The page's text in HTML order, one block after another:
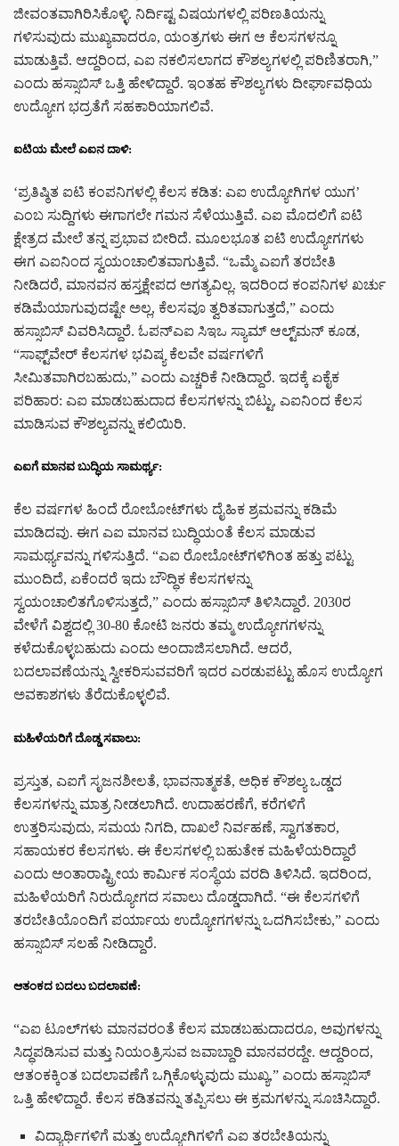
ಜೀವಂತವಾಗಿರಿಸಿಕೊಳ್ಳಿ. ನಿರ್ದಿಷ್ಟ ವಿಷಯಗಳಲ್ಲಿ ಪರಿಣತಿಯನ್ನು
ಗಳಿಸುವುದು ಮುಖ್ಯವಾದರೂ, ಯಂತ್ರಗಳು ಈಗ ಆ ಕೆಲಸಗಳನ್ನೂ
ಮಾಡುತ್ತಿವೆ. ಆದ್ದರಿಂದ, ಎಐ ನಕಲಿಸಲಾಗದ ಕೌಶಲ್ಯಗಳಲ್ಲಿ ಪರಿಣಿತರಾಗಿ,”
ಎಂದು ಹಸ್ಸಾಬಿಸ್ ಒತ್ತಿ ಹೇಳಿದ್ದಾರೆ. ಇಂತಹ ಕೌಶಲ್ಯಗಳು ದೀರ್ಘಾವಧಿಯ
ಉದ್ಯೋಗ ಭದ್ರತೆಗೆ ಸಹಕಾರಿಯಾಗಲಿವೆ.
ಐಟಿಯ ಮೇಲೆ ಎಐನ ದಾಳಿ:
‘ಪ್ರತಿಷ್ಠಿತ ಐಟಿ ಕಂಪನಿಗಳಲ್ಲಿ ಕೆಲಸ ಕಡಿತ: ಎಐ ಉದ್ಯೋಗಿಗಳ ಯುಗ’
ಎಂಬ ಸುದ್ದಿಗಳು ಈಗಾಗಲೇ ಗಮನ ಸೆಳೆಯುತ್ತಿವೆ. ಎಐ ಮೊದಲಿಗೆ ಐಟಿ
ಕ್ಷೇತ್ರದ ಮೇಲೆ ತನ್ನ ಪ್ರಭಾವ ಬೀರಿದೆ. ಮೂಲಭೂತ ಐಟಿ ಉದ್ಯೋಗಗಳು
ಈಗ ಎಐನಿಂದ ಸ್ವಯಂಚಾಲಿತವಾಗುತ್ತಿವೆ. “ಒಮ್ಮೆ ಎಐಗೆ ತರಬೇತಿ
ನೀಡಿದರೆ, ಮಾನವನ ಹಸ್ತಕ್ಷೇಪದ ಅಗತ್ಯವಿಲ್ಲ. ಇದರಿಂದ ಕಂಪನಿಗಳ ಖರ್ಚು
ಕಡಿಮೆಯಾಗುವುದಷ್ಟೇ ಅಲ್ಲ, ಕೆಲಸವೂ ತ್ವರಿತವಾಗುತ್ತದೆ,” ಎಂದು
ಹಸ್ಸಾಬಿಸ್ ವಿವರಿಸಿದ್ದಾರೆ. ಓಪನ್‌ಎಐ ಸಿಇಒ ಸ್ಯಾಮ್ ಆಲ್ಟ್‌ಮನ್ ಕೂಡ,
“ಸಾಫ್ಟ್‌ವೇರ್ ಕೆಲಸಗಳ ಭವಿಷ್ಯ ಕೆಲವೇ ವರ್ಷಗಳಿಗೆ
ಸೀಮಿತವಾಗಿರಬಹುದು,” ಎಂದು ಎಚ್ಚರಿಕೆ ನೀಡಿದ್ದಾರೆ. ಇದಕ್ಕೆ ಏಕೈಕ
ಪರಿಹಾರ: ಎಐ ಮಾಡಬಹುದಾದ ಕೆಲಸಗಳನ್ನು ಬಿಟ್ಟು, ಎಐನಿಂದ ಕೆಲಸ
ಮಾಡಿಸುವ ಕೌಶಲ್ಯವನ್ನು ಕಲಿಯಿರಿ.
ಎಐಗೆ ಮಾನವ ಬುದ್ಧಿಯ ಸಾಮರ್ಥ್ಯ:
ಕೆಲ ವರ್ಷಗಳ ಹಿಂದೆ ರೋಬೋಟ್‌ಗಳು ದೈಹಿಕ ಶ್ರಮವನ್ನು ಕಡಿಮೆ
ಮಾಡಿದವು. ಈಗ ಎಐ ಮಾನವ ಬುದ್ಧಿಯಂತೆ ಕೆಲಸ ಮಾಡುವ
ಸಾಮರ್ಥ್ಯವನ್ನು ಗಳಿಸುತ್ತಿದೆ. “ಎಐ ರೋಬೋಟ್‌ಗಳಿಗಿಂತ ಹತ್ತು ಪಟ್ಟು
ಮುಂದಿದೆ, ಏಕೆಂದರೆ ಇದು ಬೌದ್ಧಿಕ ಕೆಲಸಗಳನ್ನು
ಸ್ವಯಂಚಾಲಿತಗೊಳಿಸುತ್ತದೆ,” ಎಂದು ಹಸ್ಸಾಬಿಸ್ ತಿಳಿಸಿದ್ದಾರೆ. 2030ರ
ವೇಳೆಗೆ ವಿಶ್ವದಲ್ಲಿ 30-80 ಕೋಟಿ ಜನರು ತಮ್ಮ ಉದ್ಯೋಗಗಳನ್ನು
ಕಳೆದುಕೊಳ್ಳಬಹುದು ಎಂದು ಅಂದಾಜಿಸಲಾಗಿದೆ. ಆದರೆ,
ಬದಲಾವಣೆಯನ್ನು ಸ್ವೀಕರಿಸುವವರಿಗೆ ಇದರ ಎರಡುಪಟ್ಟು ಹೊಸ ಉದ್ಯೋಗ
ಅವಕಾಶಗಳು ತೆರೆದುಕೊಳ್ಳಲಿವೆ.
ಮಹಿಳೆಯರಿಗೆ ದೊಡ್ಡ ಸವಾಲು:
ಪ್ರಸ್ತುತ, ಎಐಗೆ ಸೃಜನಶೀಲತೆ, ಭಾವನಾತ್ಮಕತೆ, ಅಧಿಕ ಕೌಶಲ್ಯ ಒಡ್ಡದ
ಕೆಲಸಗಳನ್ನು ಮಾತ್ರ ನೀಡಲಾಗಿದೆ. ಉದಾಹರಣೆಗೆ, ಕರೆಗಳಿಗೆ
ಉತ್ತರಿಸುವುದು, ಸಮಯ ನಿಗದಿ, ದಾಖಲೆ ನಿರ್ವಹಣೆ, ಸ್ವಾಗತಕಾರ,
ಸಹಾಯಕರ ಕೆಲಸಗಳು. ಈ ಕೆಲಸಗಳಲ್ಲಿ ಬಹುತೇಕ ಮಹಿಳೆಯರಿದ್ದಾರೆ
ಎಂದು ಅಂತಾರಾಷ್ಟ್ರೀಯ ಕಾರ್ಮಿಕ ಸಂಸ್ಥೆಯ ವರದಿ ತಿಳಿಸಿದೆ. ಇದರಿಂದ,
ಮಹಿಳೆಯರಿಗೆ ನಿರುದ್ಯೋಗದ ಸವಾಲು ದೊಡ್ಡದಾಗಿದೆ. “ಈ ಕೆಲಸಗಳಿಗೆ
ತರಬೇತಿಯೊಂದಿಗೆ ಪರ್ಯಾಯ ಉದ್ಯೋಗಗಳನ್ನು ಒದಗಿಸಬೇಕು,” ಎಂದು
ಹಸ್ಸಾಬಿಸ್ ಸಲಹೆ ನೀಡಿದ್ದಾರೆ.
ಆತಂಕದ ಬದಲು ಬದಲಾವಣೆ:
“ಎಐ ಟೂಲ್‌ಗಳು ಮಾನವರಂತೆ ಕೆಲಸ ಮಾಡಬಹುದಾದರೂ, ಅವುಗಳನ್ನು
ಸಿದ್ಧಪಡಿಸುವ ಮತ್ತು ನಿಯಂತ್ರಿಸುವ ಜವಾಬ್ದಾರಿ ಮಾನವರದ್ದೇ. ಆದ್ದರಿಂದ,
ಆತಂಕಕ್ಕಿಂತ ಬದಲಾವಣೆಗೆ ಒಗ್ಗಿಕೊಳ್ಳುವುದು ಮುಖ್ಯ,” ಎಂದು ಹಸ್ಸಾಬಿಸ್
ಒತ್ತಿ ಹೇಳಿದ್ದಾರೆ. ಕೆಲಸ ಕಡಿತವನ್ನು ತಪ್ಪಿಸಲು ಈ ಕ್ರಮಗಳನ್ನು ಸೂಚಿಸಿದ್ದಾರೆ.
ವಿದ್ಯಾರ್ಥಿಗಳಿಗೆ ಮತ್ತು ಉದ್ಯೋಗಿಗಳಿಗೆ ಎಐ ತರಬೇತಿಯನ್ನು